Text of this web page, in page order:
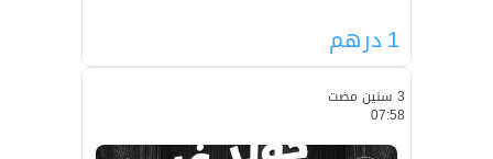
1درهم
3 سنين مضت
07:58